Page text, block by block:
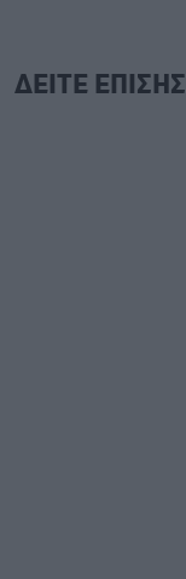
ΔΕΙΤΕ ΕΠΙΣΗΣ